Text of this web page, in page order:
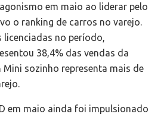
em maio ao liderar pelo
o ranking de carros no varejo.
licenciadas no período,
38,4% das vendas da
Mini sozinho representa mais de
em maio ainda foi impulsionado